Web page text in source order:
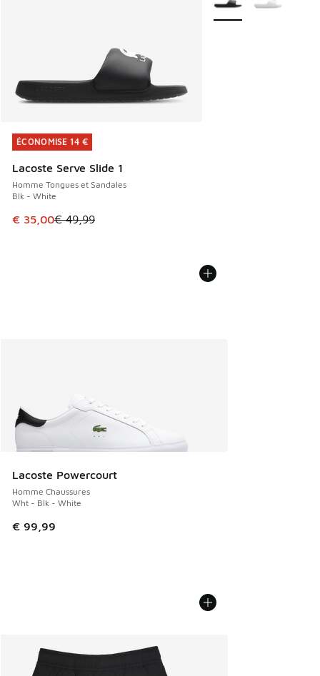
ÉCONOMISE 14 €
Lacoste Serve Slide 1
Homme Tongues et Sandales
Blk - White
Cet article est en promotion. Prix en baisse de € 49,99 à
€ 35,00€ 49,99
ÉCONOMISE 14 €
Lacoste Powercourt
Homme Chaussures
Wht - Blk - White
€ 99,99